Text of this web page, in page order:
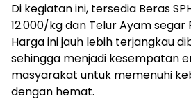
Di kegiatan ini, tersedia Beras
12.000/kg dan Telur Ayam segar
Harga ini jauh lebih terjangkau
sehingga menjadi kesempatan
masyarakat untuk memenuhi
dengan hemat.